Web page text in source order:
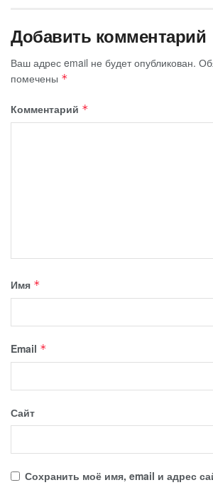
Добавить комментарий
Ваш адрес email не будет опубликован.
помечены *
Комментарий *
Имя *
Email *
Сайт
Сохранить моё имя, email и адрес